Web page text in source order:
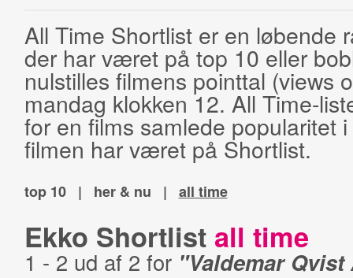
All Time Shortlist er en løbende
der har været på top 10 eller
nulstilles filmens pointtal (views
mandag klokken 12. All Time-
for en films samlede popularitet
filmen har været på Shortlist.
top 10 | her & nu | all time
Ekko Shortlist all time
1 - 2 ud af 2 for "Valdemar